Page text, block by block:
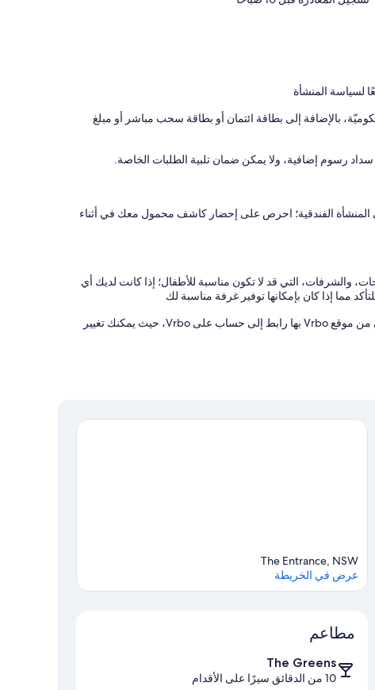
Relax on your private balcony with sweeping views over
لسياسة المنشأة
بالإضافة إلى بطاقة ائتمان أو بطاقة سحب مباشر أو مبلغ
رسوم إضافية، ولا يمكن ضمان تلبية الطلبات الخاصة.
الفندقية؛ احرص على إحضار كاشف محمول معك في أثناء
والشرفات، التي قد لا تكون مناسبة للأطفال؛ إذا كانت لديك أي
مما إذا كان بإمكانها توفير غرفة مناسبة لك
يدير هذه المنشأة الفندقية شريكنا، Vrbo. ستتلقى رسالة بريد إلكتروني من موقع Vrbo بها رابط إلى حساب على Vrbo، حيث يمكنك تغيير
The Entrance, NSW
عرض في الخريطة
مطاعم
The Greens
10 من الدقائق سيرًا على الأقدام